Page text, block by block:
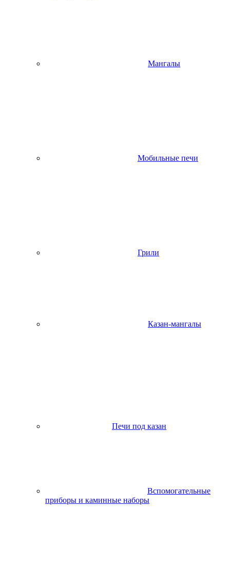
Мангалы
Мобильные печи
Грили
Казан-мангалы
Печи под казан
Вспомогательные
приборы и каминные наборы